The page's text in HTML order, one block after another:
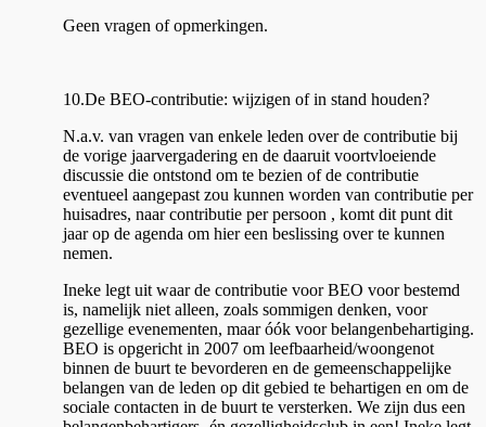
Geen vragen of opmerkingen.
10.De BEO-contributie: wijzigen of in stand houden?
N.a.v. van vragen van enkele leden over de contributie bij
de vorige jaarvergadering en de daaruit voortvloeiende
discussie die ontstond om te bezien of de contributie
eventueel aangepast zou kunnen worden van contributie per
huisadres, naar contributie per persoon , komt dit punt dit
jaar op de agenda om hier een beslissing over te kunnen
nemen.
Ineke legt uit waar de contributie voor BEO voor bestemd
is, namelijk niet alleen, zoals sommigen denken, voor
gezellige evenementen, maar óók voor belangenbehartiging.
BEO is opgericht in 2007 om leefbaarheid/woongenot
binnen de buurt te bevorderen en de gemeenschappelijke
belangen van de leden op dit gebied te behartigen en om de
sociale contacten in de buurt te versterken. We zijn dus een